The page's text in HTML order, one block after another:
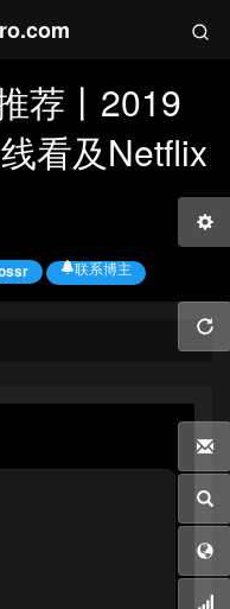
荐丨2019
看及Netflix
联系博主